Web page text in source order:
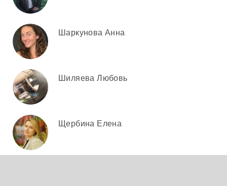
Шаркунова Анна
Шиляева Любовь
Щербина Елена